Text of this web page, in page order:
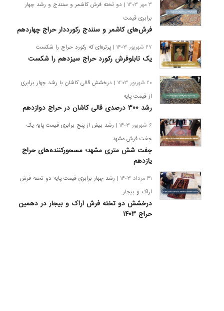
۳ مهر ۱۴۰۳
| دو تخته فرش کاشمر و سنندج و رشد چهار
برابری قیمت
فرش‌های کاشمر و سنندج رکورددار حراج چهاردهم
۲۷ شهریور ۱۴۰۳ | پرتره‌ای که رکورد حراج را شکست
یک تابلوفرش رکورد حراج سیزدهم را شکست
۲۰ شهریور ۱۴۰۳
| درخشش قالی کاشان با رشد چهار برابری
از قیمت پایه
رشد ۳۰۰ درصدی قالی کاشان در حراج دوازدهم
۶ شهریور ۱۴۰۳
| رشد بیش از پنج برابری قیمت پایه یک
جفت فرش مشهد
جفت شش متری مشهد؛ مسحورکننده‌های حراج
یازدهم
۳۱ مرداد ۱۴۰۳
| رشد چهار برابری قیمت پایه دو تخته فرش
اراک و بیجار
درخشش دو تخته فرش اراک و بیجار در دهمین
حراج ۱۴۰۳